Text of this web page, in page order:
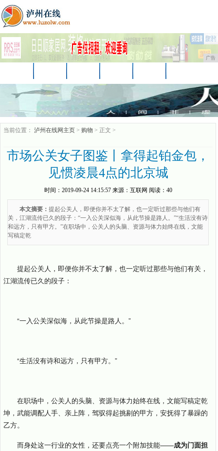
广告
商讯 游戏
当前位置： 泸州在线网主页 > 购物 > 正文 >
市场公关女子图鉴丨拿得起铂金包，
见惯凌晨4点的北京城
时间： 2019-09-24 14:15:57来源： 互联网 阅读：40
本文摘要： 提起公关人，即便你并不太了解，也一定听过那些与他们有
关，江湖流传已久的段子：“一入公关深似海，从此节操是路人。”“生活没有诗
和远方，只有甲方。”在职场中，公关人的头脑、资源与体力始终在线，文能
写稿定乾
提起公关人，即便你并不太了解，也一定听过那些与他们有关，
江湖流传已久的段子：
“一入公关深似海，从此节操是路人。”
“生活没有诗和远方，只有甲方。”
在职场中，公关人的头脑、资源与体力始终在线，文能写稿定乾
坤，武能调配人手、亲上阵，驾驭得起挑剔的甲方，安抚得了暴躁的
乙方。
而身处这一行业的女性，还要点亮一个附加技能——成为门面担